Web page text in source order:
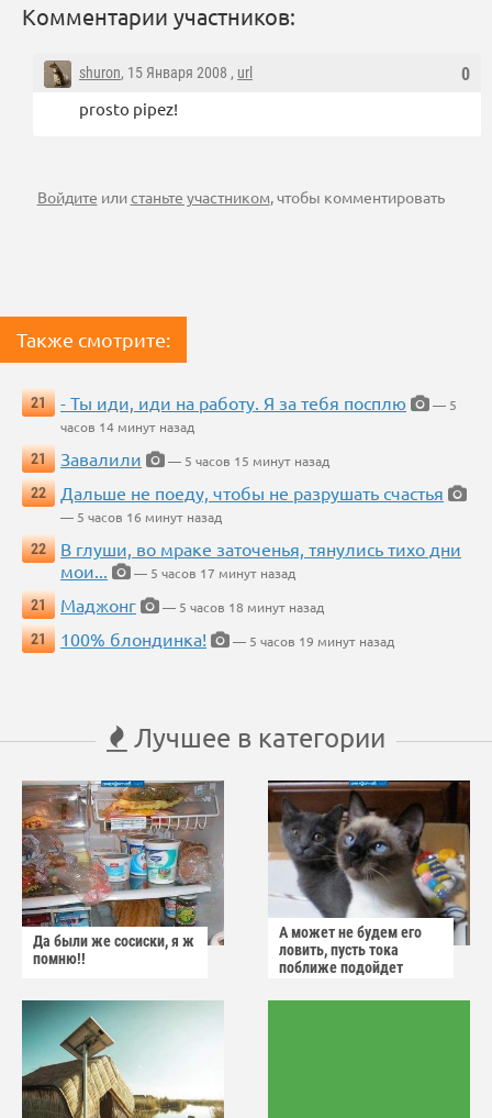
Комментарии участников:
0
shuron, 15 Января 2008 , url
prosto pipez!
Войдите илистаньте участником, чтобы комментировать
Также смотрите:
21 - Ты иди, иди на работу. Я за тебя посплю
— 5
часов 14 минут назад
21
Завалили
— 5 часов 15 минут назад
22
Дальше не поеду, чтобы не разрушать счастья
— 5 часов 16 минут назад
22
В глуши, во мраке заточенья, тянулись тихо дни
мои...
— 5 часов 17 минут назад
21
Маджонг
— 5 часов 18 минут назад
21
100% блондинка! — 5 часов 19 минут назад
Лучшее в категории
Да были же сосиски, я ж
помню!!
А может не будем его
ловить, пусть тока
поближе подойдет